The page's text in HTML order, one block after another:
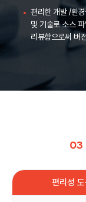
편리한 개발 /환
및 기술로 소스
리뷰함으로써 버
03
편리성